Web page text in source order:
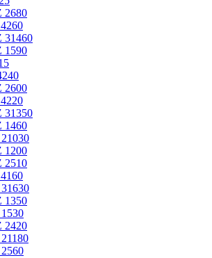
2680
31460
1590
2600
31350
1460
1200
2510
1350
2420